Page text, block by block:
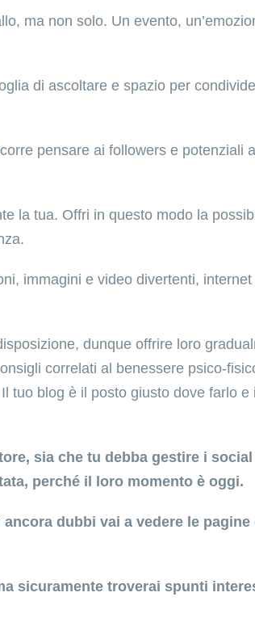
ma non solo. Un evento,
di ascoltare e spazio per
pensare ai followers e potenziali
la tua. Offri in questo modo la
immagini e video divertenti,
dunque offrire loro
correlati al benessere psico-
tuo blog è il posto giusto dove farlo e
sia che tu debba gestire i social
perché il loro momento è oggi.
dubbi vai a vedere le pagine
sicuramente troverai spunti